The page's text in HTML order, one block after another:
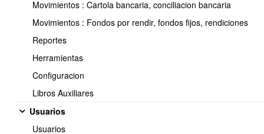
Movimientos : Cartola bancaria, conciliacion bancaria
Movimientos : Fondos por rendir, fondos fijos, rendiciones
Reportes
Herramientas
Configuracion
Libros Auxiliares
Usuarios
Usuarios